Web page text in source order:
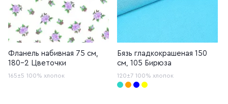
Фланель набивная 75 см,
180-2 Цветочки
165±5 100% хлопок
Бязь гладкокрашеная 150
см, 105 Бирюза
120±7 100% хлопок